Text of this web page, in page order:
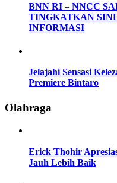
BNN RI – NNCC
TINGKATKAN
INFORMASI
Jelajahi Sensasi
Premiere Bintaro
Olahraga
Erick Thohir
Jauh Lebih Baik